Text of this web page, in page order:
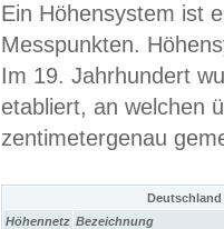
Ein Höhensystem ist
Messpunkten.
Im 19. Jahrhundert
etabliert, an welchen
zentimetergenau
Höhennetz Bezeichnung